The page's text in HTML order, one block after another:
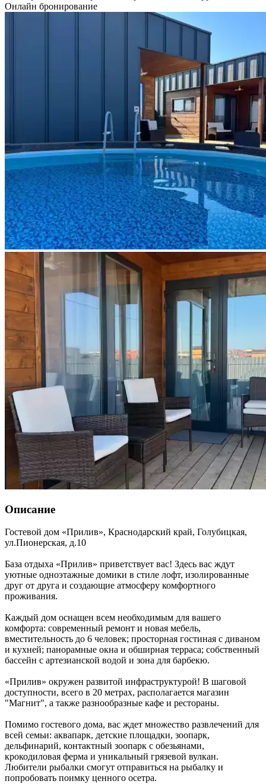
Онлайн бронирование
Описание
Гостевой дом «Прилив», Краснодарский край, Голубицкая,
ул.Пионерская, д.10
База отдыха «Прилив» приветствует вас! Здесь вас ждут
уютные одноэтажные домики в стиле лофт, изолированные
друг от друга и создающие атмосферу комфортного
проживания.
Каждый дом оснащен всем необходимым для вашего
комфорта: современный ремонт и новая мебель,
вместительность до 6 человек; просторная гостиная с диваном
и кухней; панорамные окна и обширная терраса; собственный
бассейн с артезианской водой и зона для барбекю.
«Прилив» окружен развитой инфраструктурой! В шаговой
доступности, всего в 20 метрах, располагается магазин
"Магнит", а также разнообразные кафе и рестораны.
Помимо гостевого дома, вас ждет множество развлечений для
всей семьи: аквапарк, детские площадки, зоопарк,
дельфинарий, контактный зоопарк с обезьянами,
крокодиловая ферма и уникальный грязевой вулкан.
Любители рыбалки смогут отправиться на рыбалку и
попробовать поимку ценного осетра.